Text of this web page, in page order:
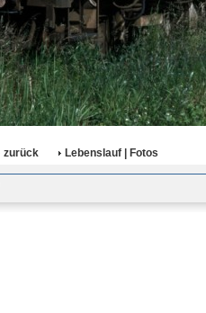
zurück
Lebenslauf | Fotos